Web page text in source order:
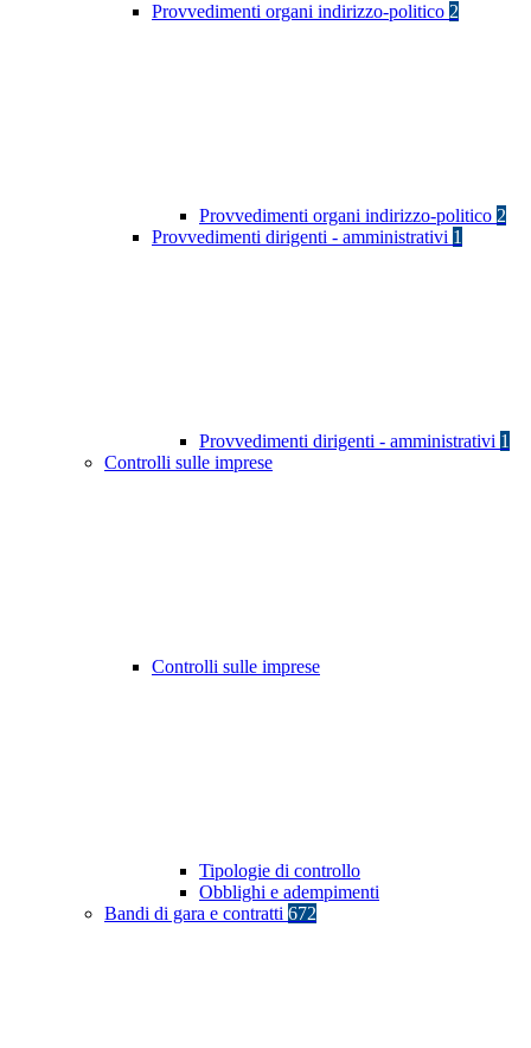
Provvedimenti organi indirizzo-politico 2
Provvedimenti organi indirizzo-politico 2
Provvedimenti dirigenti - amministrativi 1
Provvedimenti dirigenti - amministrativi 1
Controlli sulle imprese
Controlli sulle imprese
Tipologie di controllo
Obblighi e adempimenti
Bandi di gara e contratti 672